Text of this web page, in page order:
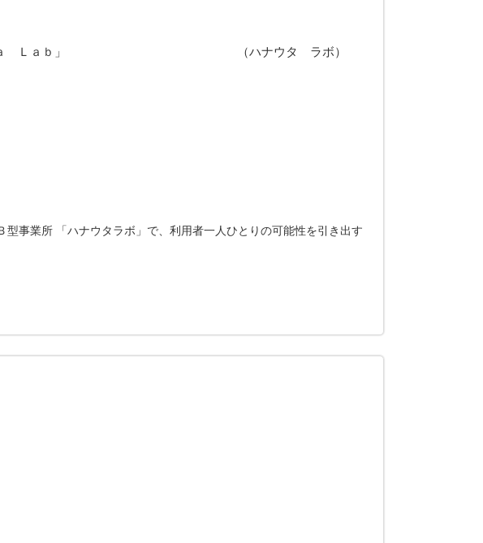
「Ｈａｎａｕｔａ Ｌａｂ」 （ハナウタ ラボ）
事業所 「ハナウタラボ」で、利用者一人ひとりの可能性を引き出す